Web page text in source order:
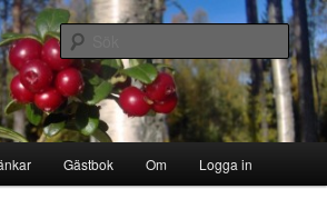
Sök
Gästbok Om Logga in